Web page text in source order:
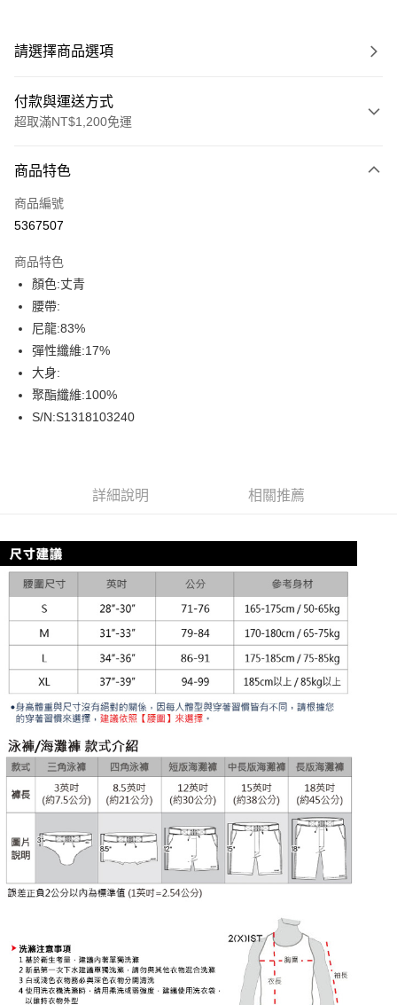
請選擇商品選項
付款與運送方式
超取滿NT$1,200免運
信用卡一次付款
信用卡分期付款
合作金庫商業銀行
華南商業銀行
上海商業儲蓄銀行
國泰世華商業銀行
臺灣中小企業銀行
匯豐（台灣）商業銀行
聯邦商業銀行
元大商業銀行
玉山商業銀行
超商取貨付款
LINE Pay
Apple Pay
街口支付
便利好安心！
１．簡單：不需註冊會員、不需綁卡、不需儲值。
２．便利：只要手機號碼，簡訊認證，即可結帳。
３．安心：先確認商品／服務後，再付款。
【「AFTEE先享後付」結帳流程】
１．於結帳方式選擇「AFTEE先享後付」後，將跳轉至「AFTEE先享後付」
結帳頁面，進行簡訊認證並確認金額後，即可完成結帳。
２．訂單成立數日內，您將收到繳費通知簡訊。
３．收到繳費通知簡訊後14天內，點擊此簡訊中的連結，可透過四大超商／
ATM／網路銀行／等多元方式進行付款，方視為交易完成。
※ 請注意：結帳手續完成當下不需立刻繳費，但若您需要取消訂單，請聯絡
購買商品的店家。未經商家同意取消之訂單仍視為有效，需透過AFTEE先享
後付繳納相關費用。
※ 交易是否成功請以「AFTEE先享後付 」之結帳頁面顯示為準，若有關於
是否繳費成功／繳費後需取消欲退款等相關疑問，請聯繫「AFTEE先享後付
客戶支援中心」
https://netprotections.freshdesk.com/support/home
【注意事項】
１．透過由恩沛科技股份有限公司提供之「AFTEE先享後付」服務完成之交
易，需依本服務之必要範圍內提供個人資料，並將交易相關給付款項請求債
權轉讓予恩沛科技股份有限公司。
２．關於個人資料處理事宜，請瀏覽以下網址：
３．未成年的使用者請事先徵得法定代理人或監護人之同意方可使用
「AFTEE先享後付」，若未經同意申辦者引起之損失，本公司不負相關責
任。
４．使用「AFTEE先享後付」時，將依據個別帳號之用戶狀況，依本公司即
時審查核予不同之上限額度；若仍有額度不足之情形，本公司將視審查結果
運送方式
全家取貨付款
每筆NT$80，滿NT$1,200(含以上)免運費
付款後全家取貨
每筆NT$80，滿NT$1,200(含以上)免運費
7-11取貨付款
每筆NT$80，滿NT$1,200(含以上)免運費
付款後7-11取貨
每筆NT$80，滿NT$1,200(含以上)免運費
每筆NT$85，滿NT$1,200(含以上)免運費
澎湖、金門、馬祖、小琉球、綠島、蘭嶼(郵局配送)
郵局快捷(隔天到貨，需先line@客服通知小編)
每筆NT$100
海外宅配 查看運費
商品特色
商品編號
5367507
商品特色
顏色:丈青
腰帶:
尼龍:83%
彈性纖維:17%
大身:
聚酯纖維:100%
S/N:S1318103240
詳細說明 相關推薦